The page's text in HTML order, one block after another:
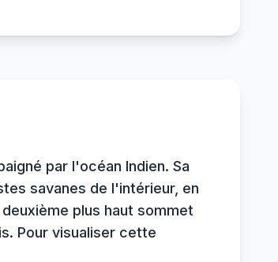
par l'océan Indien. Sa
savanes de l'intérieur, en
plus haut sommet
Pour visualiser cette